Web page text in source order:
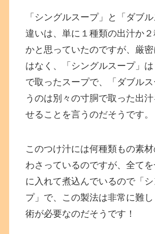
「シングルスープ」と「ダブ
違いは、単に１種類の出汁か
かと思っていたのですが、厳
はなく、「シングルスープ」
で取ったスープで、「ダブル
うのは別々の寸胴で取った出
せることを言うのだそうです。
このつけ汁には何種類もの素
わさっているのですが、全て
に入れて煮込んでいるので「
プ」で、この製法は非常に難
術が必要なのだそうです！